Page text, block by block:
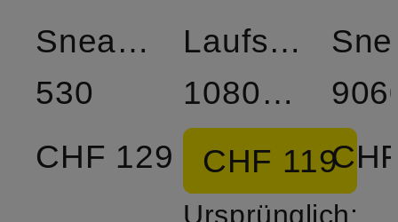
Sneaker
530
CHF 129
Laufschuhe
1080V15
CHF 119
Ursprünglich: